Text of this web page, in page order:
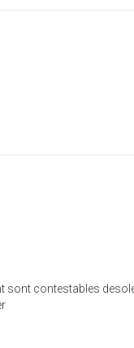
sont contestables